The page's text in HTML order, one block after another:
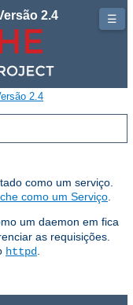
2.4
2.4
como um serviço.
como um Serviço
um daemon em fica
as requisições.
httpd
☰